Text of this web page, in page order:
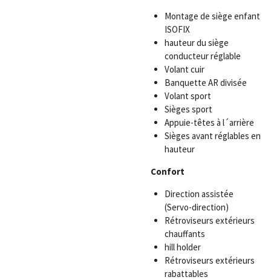
Montage de siège enfant
ISOFIX
hauteur du siège
conducteur réglable
Volant cuir
Banquette AR divisée
Volant sport
Sièges sport
Appuie-têtes à l´arrière
Sièges avant réglables en
hauteur
Confort
Direction assistée
(Servo-direction)
Rétroviseurs extérieurs
chauffants
hill holder
Rétroviseurs extérieurs
rabattables